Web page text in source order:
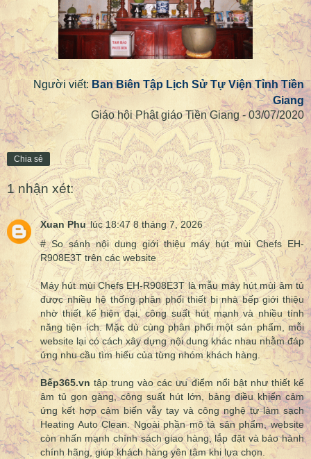
Người viết: Ban Biên Tập Lịch Sử Tự Viện Tỉnh Tiền
Giang
Giáo hội Phật giáo Tiền Giang - 03/07/2020
Chia sẻ
1 nhận xét:
Xuan Phu lúc 18:47 8 tháng 7, 2026
# So sánh nội dung giới thiệu máy hút mùi Chefs EH-
R908E3T trên các website
Máy hút mùi Chefs EH-R908E3T là mẫu máy hút mùi âm tủ
được nhiều hệ thống phân phối thiết bị nhà bếp giới thiệu
nhờ thiết kế hiện đại, công suất hút mạnh và nhiều tính
năng tiện ích. Mặc dù cùng phân phối một sản phẩm, mỗi
website lại có cách xây dựng nội dung khác nhau nhằm đáp
ứng nhu cầu tìm hiểu của từng nhóm khách hàng.
Bếp365.vn tập trung vào các ưu điểm nổi bật như thiết kế
âm tủ gọn gàng, công suất hút lớn, bảng điều khiển cảm
ứng kết hợp cảm biến vẫy tay và công nghệ tự làm sạch
Heating Auto Clean. Ngoài phần mô tả sản phẩm, website
còn nhấn mạnh chính sách giao hàng, lắp đặt và bảo hành
chính hãng, giúp khách hàng yên tâm khi lựa chọn.